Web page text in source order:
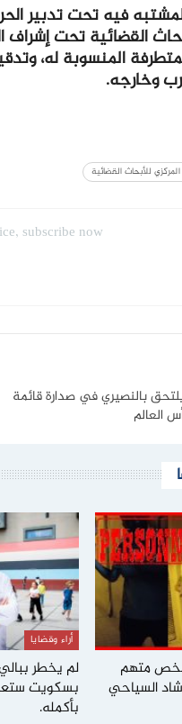
فيه تحت تدبير
القضائية تحت إشراف
المنسوبة له،
وخارجه.
للأبحاث القضائية
subscribe now.
يلتحق بالنصيري في صدارة قائمة
العالم
متهم
السياحي
أراء وقضايا
لم يخطر
بسكويت
بأكمله.